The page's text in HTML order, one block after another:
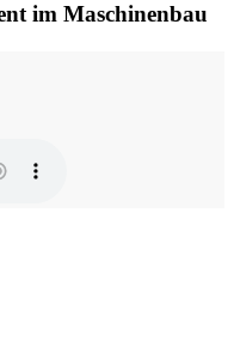
im Maschinenbau